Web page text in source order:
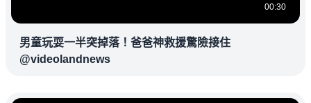
00:30
男童玩耍一半突掉落！爸爸神救援驚險接住
@videolandnews